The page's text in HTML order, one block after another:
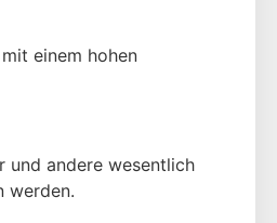
einem hohen
und andere wesentlich
werden.